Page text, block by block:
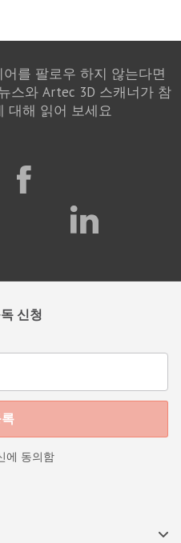
를 팔로우 하지 않는다면
스와 Artec 3D 스캐너가 참
대해 읽어 보세요
신청
에 동의함